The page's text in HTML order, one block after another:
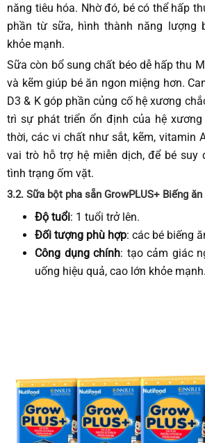
năng tiêu hóa. Nhờ đó, bé có thể hấp
phần từ sữa, hình thành năng lượng
khỏe mạnh.
Sữa còn bổ sung chất béo dễ hấp thu
và kẽm giúp bé ăn ngon miệng hơn.
D3 & K góp phần củng cố hệ xương
trì sự phát triển ổn định của hệ
thời, các vi chất như sắt, kẽm, vitamin
vai trò hỗ trợ hệ miễn dịch, để bé suy
tình trạng ốm vặt.
3.2. Sữa bột pha sẵn GrowPLUS+ Biếng
Độ tuổi: 1 tuổi trở lên.
Đối tượng phù hợp: các bé biếng
Công dụng chính: tạo cảm giác
uống hiệu quả, cao lớn khỏe mạnh.